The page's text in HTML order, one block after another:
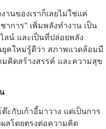
นของเราก็เลยไม่ใช่แค่
การ” เพิ่มพลังทำงาน เป็น
ลน์ และเป็นที่ปล่อยพลัง
ยุคใหม่รู้ดีว่า สภาพแวดล้อมมี
คิดสร้างสรรค์ และความสุข
กับเก้าอี้มาวาง แต่เป็นการ
ลโดยตรงต่อความคิด